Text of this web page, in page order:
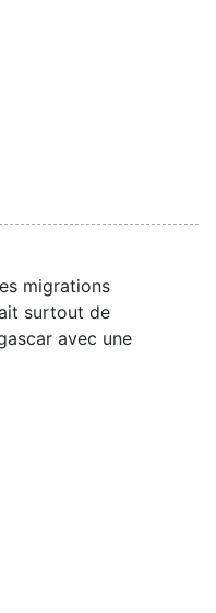
migrations
surtout de
avec une